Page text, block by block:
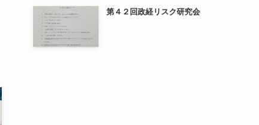
第４２回政経リスク研究会